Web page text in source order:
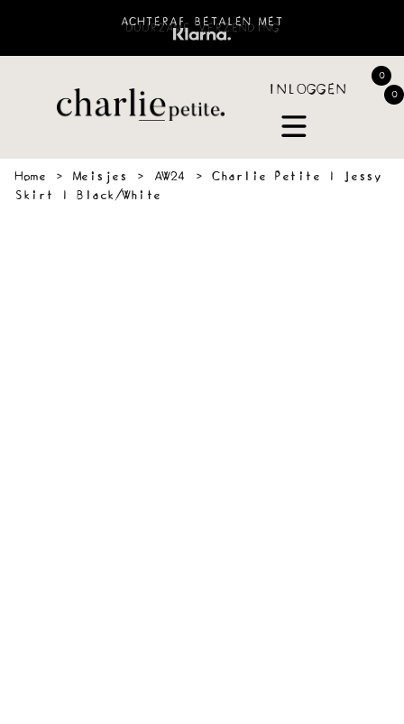
ACHTERAF BETALEN MET
INLOGGEN
0
0
Home › Meisjes › AW24 › Charlie Petite | Jessy
Skirt | Black/White